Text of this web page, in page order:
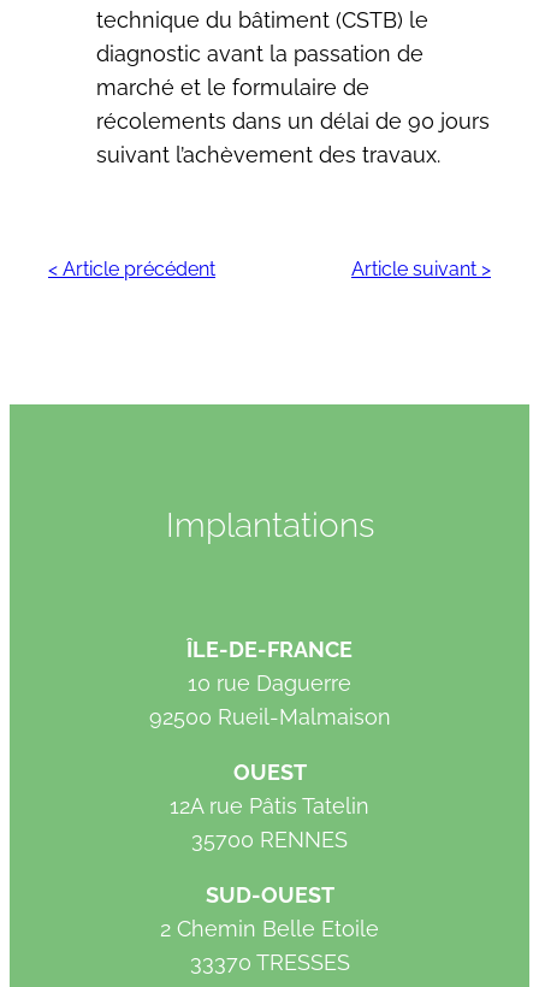
technique du bâtiment (CSTB) le
diagnostic avant la passation de
marché et le formulaire de
récolements dans un délai de 90 jours
suivant l’achèvement des travaux.
< Article précédent Article suivant >
Implantations
ÎLE-DE-FRANCE
10 rue Daguerre
92500 Rueil-Malmaison
OUEST
12A rue Pâtis Tatelin
35700 RENNES
SUD-OUEST
2 Chemin Belle Etoile
33370 TRESSES